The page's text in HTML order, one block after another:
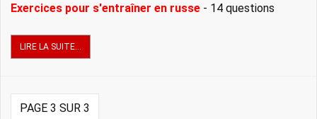
Exercices pour s'entraîner en russe - 14 questions
LIRE LA SUITE...
PAGE 3 SUR 3